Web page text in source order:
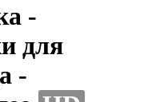
-
для
-